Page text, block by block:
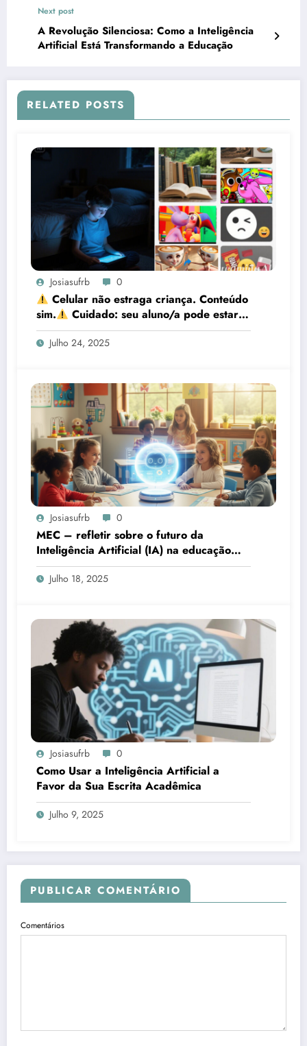
Next post
A Revolução Silenciosa: Como a Inteligência
Artificial Está Transformando a Educação
RELATED POSTS
Josiasufrb 0
Celular não estraga criança. Conteúdo
sim.
Cuidado: seu aluno/a pode estar
formando um cérebro podre.
Julho 24, 2025
Josiasufrb 0
MEC – refletir sobre o futuro da
Inteligência Artificial (IA) na educação
básica brasileira
Julho 18, 2025
Josiasufrb 0
Como Usar a Inteligência Artificial a
Favor da Sua Escrita Acadêmica
Julho 9, 2025
PUBLICAR COMENTÁRIO
Comentários